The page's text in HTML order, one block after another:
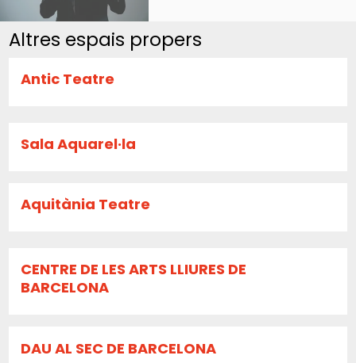
Altres espais propers
Antic Teatre
Sala Aquarel·la
Aquitània Teatre
CENTRE DE LES ARTS LLIURES DE
BARCELONA
DAU AL SEC DE BARCELONA